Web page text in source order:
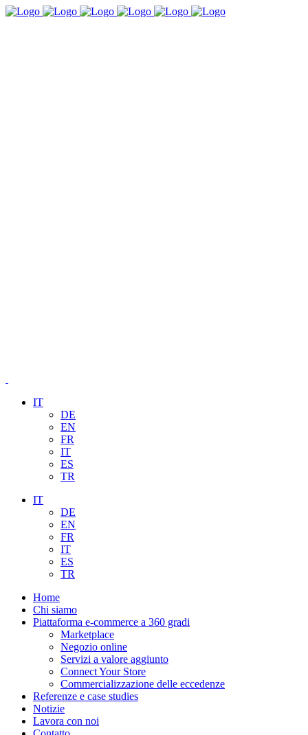
IT
DE
EN
FR
IT
ES
TR
IT
DE
EN
FR
IT
ES
TR
Home
Chi siamo
Piattaforma e-commerce a 360 gradi
Marketplace
Negozio online
Servizi a valore aggiunto
Connect Your Store
Commercializzazione delle eccedenze
Referenze e case studies
Notizie
Lavora con noi